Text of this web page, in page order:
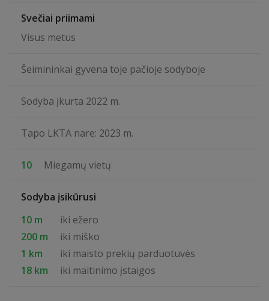
Svečiai priimami
Visus metus
Šeimininkai gyvena toje pačioje sodyboje
Sodyba įkurta 2022 m.
Tapo LKTA nare: 2023 m.
10 Miegamų vietų
Sodyba įsikūrusi
10 m
iki ežero
200 m
iki miško
1 km
iki maisto prekių parduotuvės
18 km
iki maitinimo įstaigos